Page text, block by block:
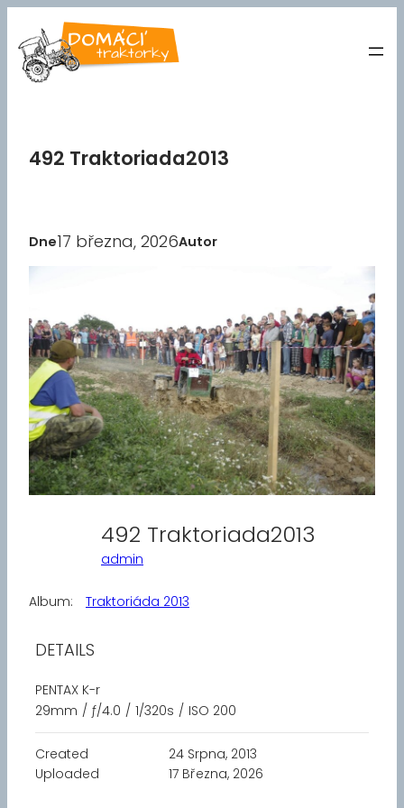
na
obsah
492 Traktoriada2013
Dne17 března, 2026Autor
492 Traktoriada2013
admin
Album: Traktoriáda 2013
DETAILS
PENTAX K-r
29mm / ƒ/4.0 / 1/320s / ISO 200
Created
24 Srpna, 2013
Uploaded
17 Března, 2026